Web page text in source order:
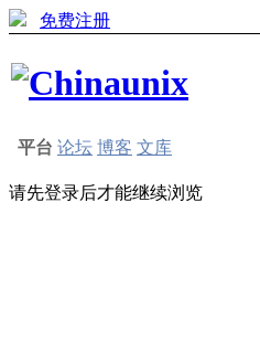
免费注册
平台 论坛 博客 文库
请先登录后才能继续浏览